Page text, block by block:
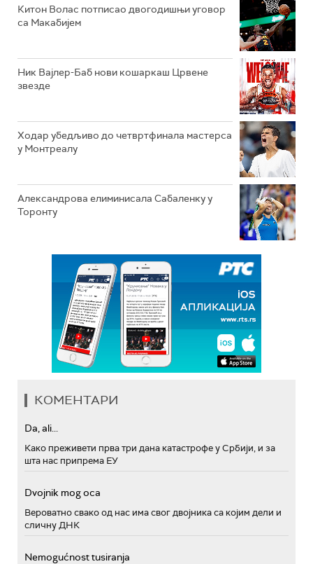
Китон Волас потписао двогодишњи уговор
са Макабијем
Ник Вајлер-Баб нови кошаркаш Црвене
звезде
Ходар убедљиво до четвртфинала мастерса
у Монтреалу
Александрова елиминисала Сабаленку у
Торонту
КОМЕНТАРИ
Da, ali...
Како преживети прва три дана катастрофе у Србији, и за
шта нас припрема ЕУ
Dvojnik mog oca
Вероватно свако од нас има свог двојника са којим дели и
сличну ДНК
Nemogućnost tusiranja